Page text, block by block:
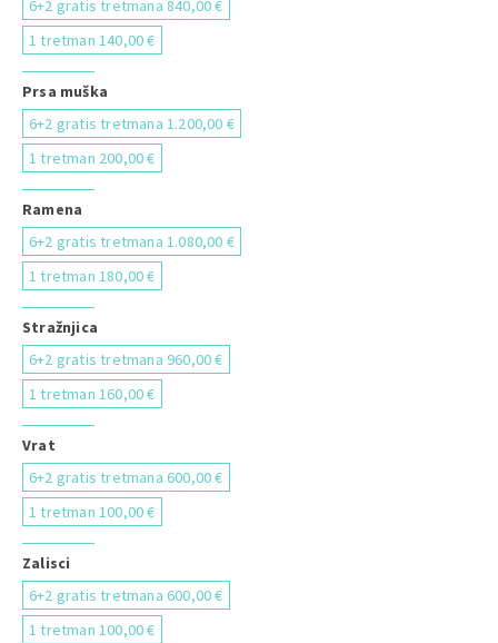
6+2 gratis tretmana 840,00 €
1 tretman 140,00 €
Prsa muška
6+2 gratis tretmana 1.200,00 €
1 tretman 200,00 €
Ramena
6+2 gratis tretmana 1.080,00 €
1 tretman 180,00 €
Stražnjica
6+2 gratis tretmana 960,00 €
1 tretman 160,00 €
Vrat
6+2 gratis tretmana 600,00 €
1 tretman 100,00 €
Zalisci
6+2 gratis tretmana 600,00 €
1 tretman 100,00 €